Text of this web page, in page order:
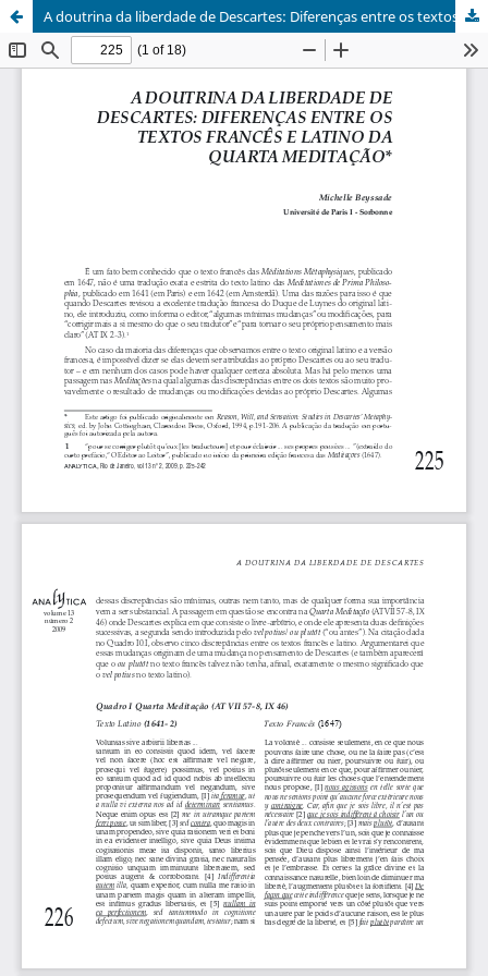
A doutrina da liberdade de Descartes: Diferenças entre os textos francês e latino da Quarta Meditação